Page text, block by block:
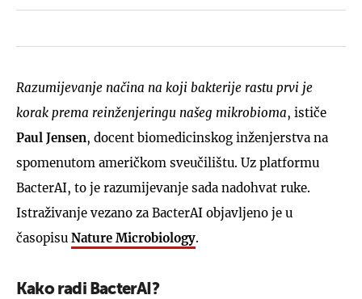
Razumijevanje načina na koji bakterije rastu prvi je
korak prema reinženjeringu našeg mikrobioma, ističe
Paul Jensen, docent biomedicinskog inženjerstva na
spomenutom američkom sveučilištu. Uz platformu
BacterAI, to je razumijevanje sada nadohvat ruke.
Istraživanje vezano za BacterAI objavljeno je u
časopisu Nature Microbiology.
Kako radi BacterAI?